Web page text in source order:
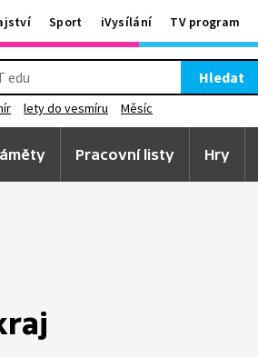
Sport iVysílání TV program
Hledat
lety do vesmíru Měsíc
Pracovní listy Hry